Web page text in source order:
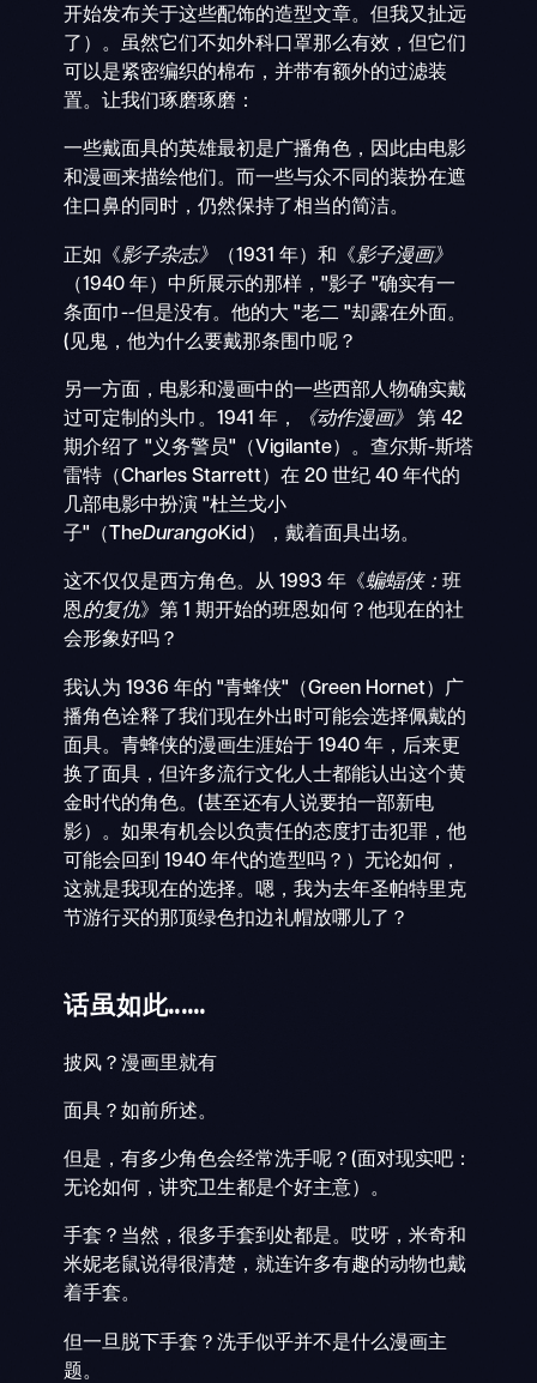
开始发布关于这些配饰的造型文章。但我又扯远
了）。虽然它们不如外科口罩那么有效，但它们
可以是紧密编织的棉布，并带有额外的过滤装
置。让我们琢磨琢磨：
一些戴面具的英雄最初是广播角色，因此由电影
和漫画来描绘他们。而一些与众不同的装扮在遮
住口鼻的同时，仍然保持了相当的简洁。
正如《影子杂志》 （1931 年）和《影子漫画》
（1940 年）中所展示的那样，"影子 "确实有一
条面巾--但是没有。他的大 "老二 "却露在外面。
(见鬼，他为什么要戴那条围巾呢？
另一方面，电影和漫画中的一些西部人物确实戴
过可定制的头巾。1941 年，
《动作漫画》 第 42
期介绍了 "义务警员"（Vigilante）。查尔斯-斯塔
雷特（Charles Starrett）在 20 世纪 40 年代的
几部电影中扮演 "杜兰戈小
子"（TheDurangoKid），戴着面具出场。
这不仅仅是西方角色。从 1993 年《蝙蝠侠： 班
恩的复仇》第 1 期开始的班恩如何？他现在的社
会形象好吗？
我认为 1936 年的 "青蜂侠"（Green Hornet）广
播角色诠释了我们现在外出时可能会选择佩戴的
面具。青蜂侠的漫画生涯始于 1940 年，后来更
换了面具，但许多流行文化人士都能认出这个黄
金时代的角色。(甚至还有人说要拍一部新电
影）。如果有机会以负责任的态度打击犯罪，他
可能会回到 1940 年代的造型吗？）无论如何，
这就是我现在的选择。嗯，我为去年圣帕特里克
节游行买的那顶绿色扣边礼帽放哪儿了？
话虽如此......
披风？漫画里就有
面具？如前所述。
但是，有多少角色会经常洗手呢？(面对现实吧：
无论如何，讲究卫生都是个好主意）。
手套？当然，很多手套到处都是。哎呀，米奇和
米妮老鼠说得很清楚，就连许多有趣的动物也戴
着手套。
但一旦脱下手套？洗手似乎并不是什么漫画主
题。